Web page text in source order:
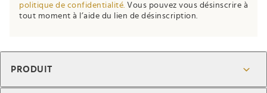
politique de confidentialité. Vous pouvez vous désinscrire à
tout moment à l’aide du lien de désinscription.
PRODUIT